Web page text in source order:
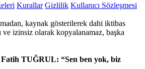
Kurallar Gizlilik Kullanıcı Sözleşmesi
kaynak gösterilerek dahi iktibas
ve izinsiz olarak kopyalanamaz, başka
TUĞRUL: “Sen ben yok, biz